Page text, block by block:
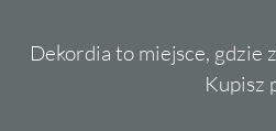
Dekordia to miejsce, gdzie
Kupisz